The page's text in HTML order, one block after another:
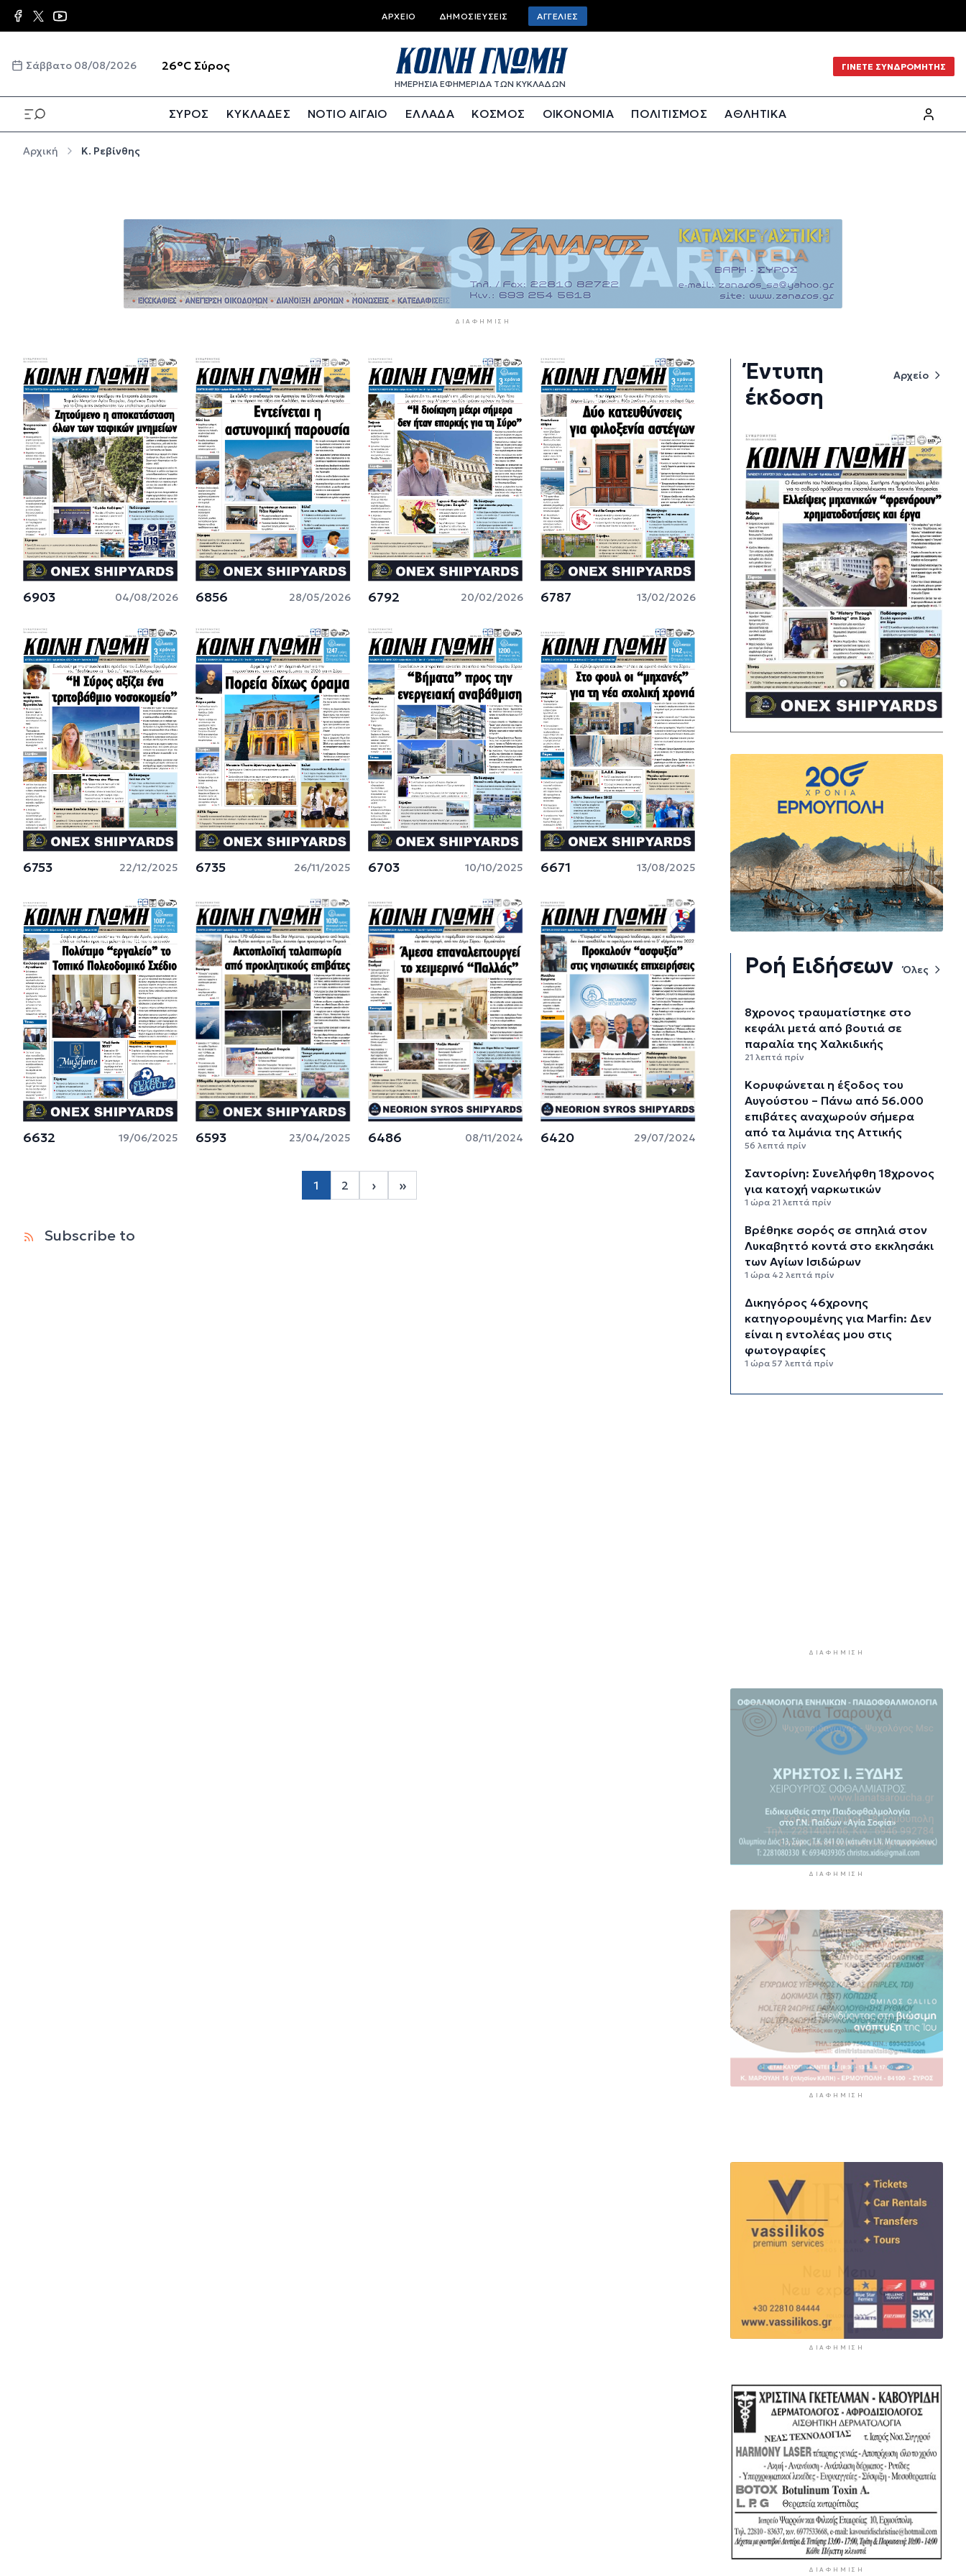
Παράκαμψη προς το κυρίως περιεχόμενο Top bar menu
ΑΡΧΕΊΟ ΔΗΜΟΣΙΕΎΣΕΙΣ ΑΓΓΕΛΊΕΣ
Σάββατο 08/08/2026 26°C Σύρος
ΗΜΕΡΗΣΙΑ ΕΦΗΜΕΡΙΔΑ ΤΩΝ ΚΥΚΛΑΔΩΝ
ΓΙΝΕΤΕ ΣΥΝΔΡΟΜΗΤΗΣ
ΣΥΡΟΣ ΚΥΚΛΑΔΕΣ ΝΟΤΙΟ ΑΙΓΑΙΟ ΕΛΛΑΔΑ ΚΟΣΜΟΣ ΟΙΚΟΝΟΜΙΑ ΠΟΛΙΤΙΣΜΟΣ
ΑΘΛΗΤΙΚΑ
Αρχική Κ. Ρεβίνθης
ΔΙΑΦΉΜΙΣΗ
6903 04/08/2026 6856 28/05/2026 6792 20/02/2026 6787 13/02/2026
6753 22/12/2025 6735 26/11/2025 6703 10/10/2025 6671 13/08/2025
6632 19/06/2025 6593 23/04/2025 6486 08/11/2024 6420 29/07/2024
Σελιδοποίηση
1
Page 2
2
Next page
›
Last page
»
Subscribe to
Έντυπη
έκδοση
Αρχείο
Ροή Ειδήσεων Όλες
8χρονος τραυματίστηκε στο
κεφάλι μετά από βουτιά σε
παραλία της Χαλκιδικής
21 λεπτά πρίν
Κορυφώνεται η έξοδος του
Αυγούστου – Πάνω από 56.000
επιβάτες αναχωρούν σήμερα
από τα λιμάνια της Αττικής
56 λεπτά πρίν
Σαντορίνη: Συνελήφθη 18χρονος
για κατοχή ναρκωτικών
1 ώρα 21 λεπτά πρίν
Βρέθηκε σορός σε σπηλιά στον
Λυκαβηττό κοντά στο εκκλησάκι
των Αγίων Ισιδώρων
1 ώρα 42 λεπτά πρίν
Δικηγόρος 46χρονης
κατηγορουμένης για Marfin: Δεν
είναι η εντολέας μου στις
φωτογραφίες
1 ώρα 57 λεπτά πρίν
Συνεδρίασε η Επιτροπή
Ο «χάρτης» των πληρωμών από
τον e-ΕΦΚΑ και τη ΔΥΠΑ έως τις
14 Αυγούστου
3 ώρες 55 λεπτά πρίν
Ο Ζελένσκι ευχαριστεί τη
Γερουσία των ΗΠΑ για τις νέες
κυρώσεις κατά της Ρωσίας
4 ώρες 21 λεπτά πρίν
Κυκλάδες: Συνελήφθησαν έξι
άτομα για ηχορύπανση από
καταστήματα
ΔΙΑΦΉΜΙΣΗ
ΔΙΑΦΉΜΙΣΗ
ΔΙΑΦΉΜΙΣΗ
ΔΙΑΦΉΜΙΣΗ
ΔΙΑΦΉΜΙΣΗ